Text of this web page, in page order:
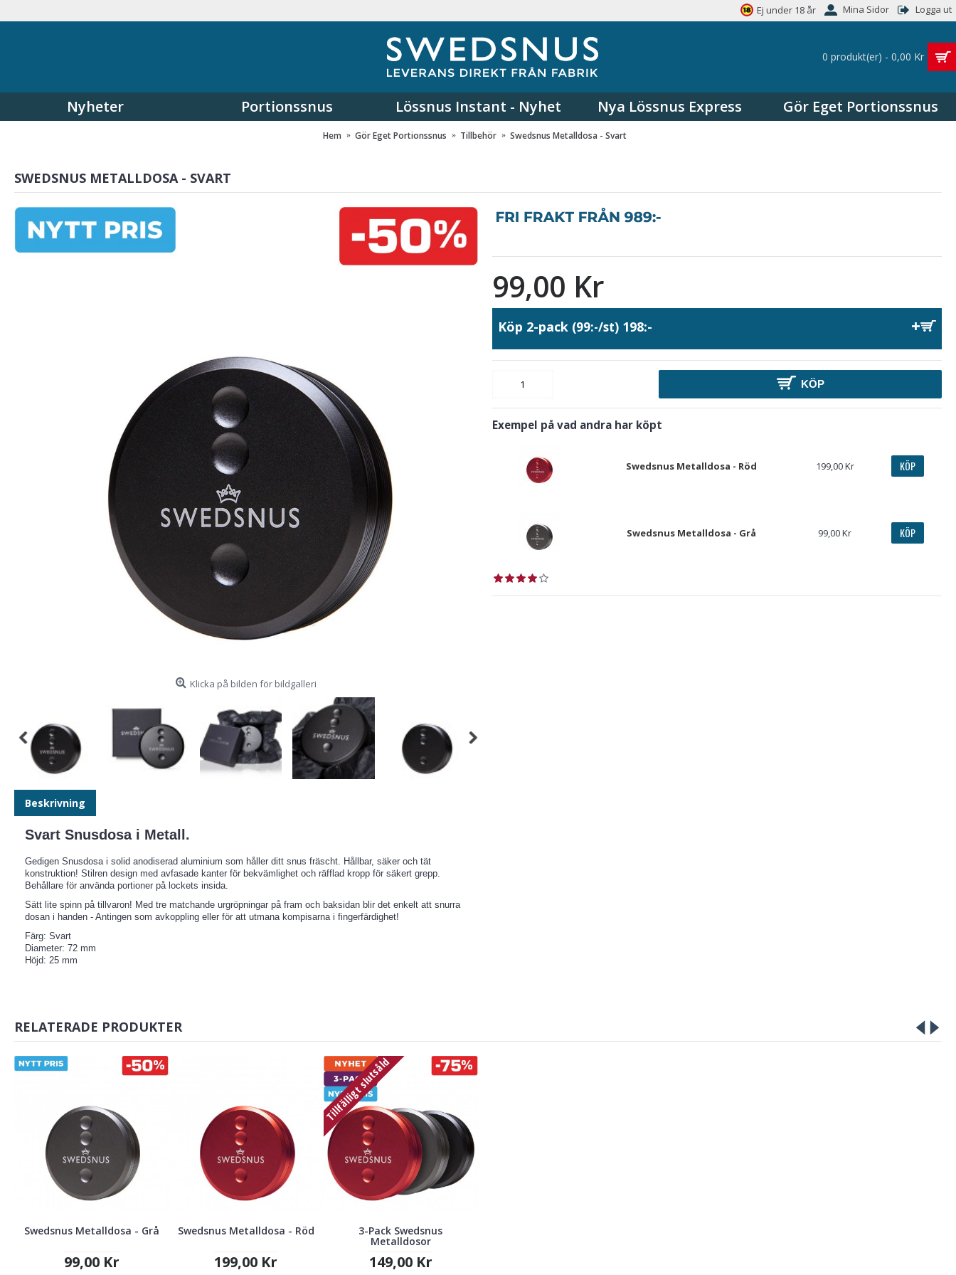
Ej under 18 år Mina Sidor Logga ut
0 produkt(er) - 0,00 Kr
Nyheter Portionssnus Lössnus Instant - Nyhet Nya Lössnus Express Gör Eget Portionssnus
Hem Gör Eget Portionssnus Tillbehör Swedsnus Metalldosa - Svart
SWEDSNUS METALLDOSA - SVART
Klicka på bilden för bildgalleri
Beskrivning
Svart Snusdosa i Metall.
Gedigen Snusdosa i solid anodiserad aluminium som håller ditt snus fräscht. Hållbar, säker och tät
konstruktion! Stilren design med avfasade kanter för bekvämlighet och räfflad kropp för säkert grepp.
Behållare för använda portioner på lockets insida.
Sätt lite spinn på tillvaron! Med tre matchande urgröpningar på fram och baksidan blir det enkelt att snurra
dosan i handen - Antingen som avkoppling eller för att utmana kompisarna i fingerfärdighet!
Färg: Svart
Diameter: 72 mm
Höjd: 25 mm
99,00 Kr
Köp 2-pack (99:-/st) 198:-
KÖP
Exempel på vad andra har köpt
Swedsnus Metalldosa - Röd 199,00 Kr KÖP
Swedsnus Metalldosa - Grå 99,00 Kr KÖP
RELATERADE PRODUKTER
Swedsnus Metalldosa - Grå
99,00 Kr
Swedsnus Metalldosa - Röd
199,00 Kr
Tillfälligt slutsåld
3-Pack Swedsnus
Metalldosor
149,00 Kr